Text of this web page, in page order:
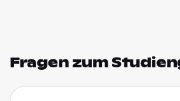
Fragen zum